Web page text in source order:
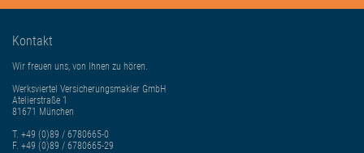
Kontakt
Wir freuen uns, von Ihnen zu hören.
Werksviertel Versicherungsmakler GmbH
Atelierstraße 1
81671 München
T. +49 (0)89 / 6780665-0
F. +49 (0)89 / 6780665-29